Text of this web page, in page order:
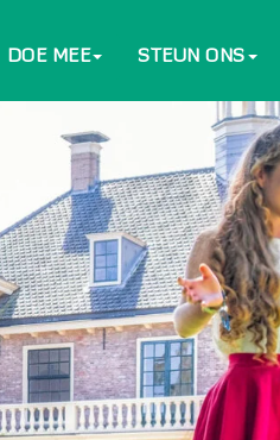
DOE MEE STEUN ONS